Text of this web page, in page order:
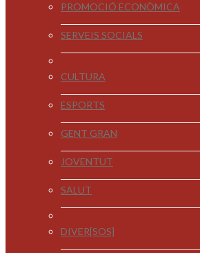
PROMOCIÓ ECONÒMICA
SERVEIS SOCIALS
CULTURA
ESPORTS
GENT GRAN
JOVENTUT
SALUT
DIVER[SOS]